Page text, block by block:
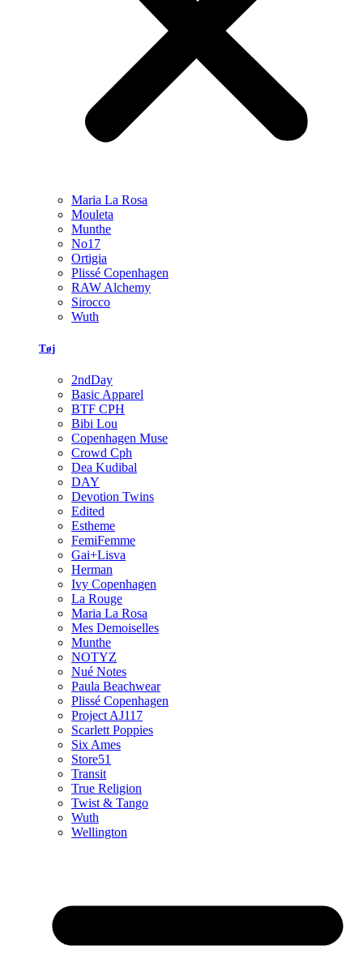
Maria La Rosa
Mouleta
Munthe
No17
Ortigia
Plissé Copenhagen
RAW Alchemy
Sirocco
Wuth
Tøj
2ndDay
Basic Apparel
BTF CPH
Bibi Lou
Copenhagen Muse
Crowd Cph
Dea Kudibal
DAY
Devotion Twins
Edited
Estheme
FemiFemme
Gai+Lisva
Herman
Ivy Copenhagen
La Rouge
Maria La Rosa
Mes Demoiselles
Munthe
NOTYZ
Nué Notes
Paula Beachwear
Plissé Copenhagen
Project AJ117
Scarlett Poppies
Six Ames
Store51
Transit
True Religion
Twist & Tango
Wuth
Wellington